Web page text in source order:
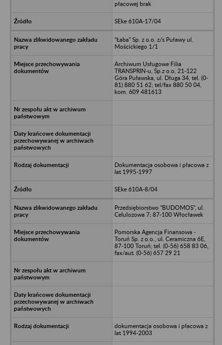
płacowej brak
SEke 610A-17/04
"Łaba" Sp. z o.o. z/s Puławy ul.
Mościckiego 1/1
Archiwum Usługowe Filia
TRANSPRIN-u, Sp.z o.o, 21-122
Góra Puławska, ul. Długa 34, tel. (0-
81) 880 51 62; tel/fax 880 50 04,
kom. 609 481613
Dokumentacja osobowa i płacowa z
lat 1995-1997
SEke 610A-8/04
Przedsiębiorstwo "BUDOMOS", ul.
Celulozowa 7; 87-100 Włocławek
Pomorska Agencja Finansowa -
Toruń Sp. z o.o., ul. Ceramiczna 6E,
87-100 Toruń; tel. (0-56) 658 83 06,
fax/aut. (0-56) 657 29 21
dokumentacja osobowa i płacowa z
lat 1994-2003